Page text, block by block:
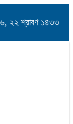
২২ শ্রাবণ ১৪৩৩